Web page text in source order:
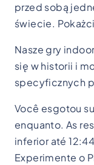
przed sobą
świecie.
Nasze gry
się w historii i
specyficznych
Você esgotou
enquanto. As
inferior até
Experimente o